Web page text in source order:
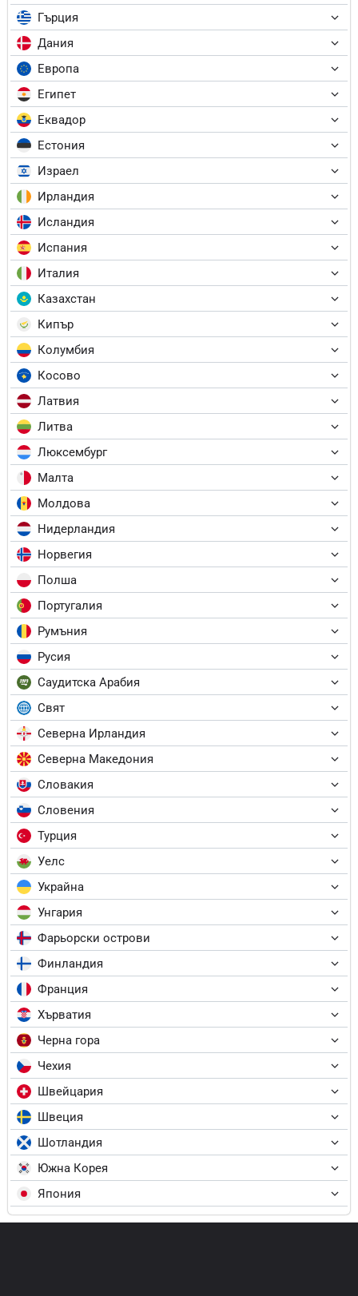
Гърция
Дания
Европа
Египет
Еквадор
Естония
Израел
Ирландия
Исландия
Испания
Италия
Казахстан
Кипър
Колумбия
Косово
Латвия
Литва
Люксембург
Малта
Молдова
Нидерландия
Норвегия
Полша
Португалия
Румъния
Русия
Саудитска Арабия
Свят
Северна Ирландия
Северна Македония
Словакия
Словения
Турция
Уелс
Украйна
Унгария
Фарьорски острови
Финландия
Франция
Хърватия
Черна гора
Чехия
Швейцария
Швеция
Шотландия
Южна Корея
Япония